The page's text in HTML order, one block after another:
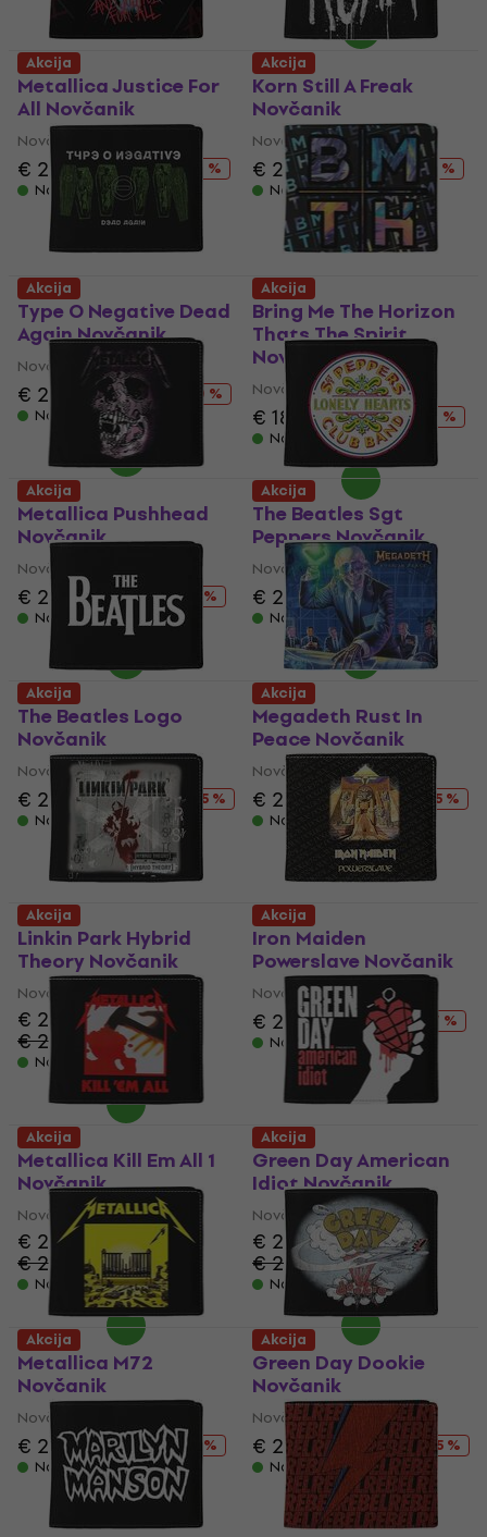
Metallica Justice For
All Novčanik
Novčanik
€ 23.40€ 26.90
- 13 %
Na stanju u skladištu
Korn Still A Freak
Novčanik
Novčanik
€ 22.30€ 26.90
- 17 %
Na stanju u skladištu
Akcija
Type O Negative Dead
Again Novčanik
Novčanik
€ 21.50 € 26.90
- 20 %
Na stanju u skladištu
Akcija
Bring Me The Horizon
Thats The Spirit
Novčanik
Novčanik
€ 18.80€ 26.90
- 30 %
Na stanju u skladištu
Akcija
Metallica Pushhead
Novčanik
Novčanik
€ 21.80€ 26.90
- 19 %
Na stanju u skladištu
Akcija
The Beatles Sgt
Peppers Novčanik
Novčanik
€ 22 € 26.90
- 18 %
Na stanju u skladištu
Akcija
The Beatles Logo
Novčanik
Novčanik
€ 20.20€ 26.90
- 25 %
Na stanju u skladištu
Akcija
Megadeth Rust In
Peace Novčanik
Novčanik
€ 20.30 € 26.90
- 25 %
Na stanju u skladištu
Akcija
Linkin Park Hybrid
Theory Novčanik
Novčanik
€ 20.60
€ 26.90
- 23 %
Na stanju u skladištu
Akcija
Iron Maiden
Powerslave Novčanik
Novčanik
€ 22.40€ 26.90
- 17 %
Na stanju u skladištu
Akcija
Metallica Kill Em All 1
Novčanik
Novčanik
€ 20.40
€ 26.90
- 24 %
Na stanju u skladištu
Akcija
Green Day American
Idiot Novčanik
Novčanik
€ 20.80
€ 26.90
- 23 %
Na stanju u skladištu
Akcija
Metallica M72
Novčanik
Novčanik
€ 21.80€ 26.90
- 19 %
Na stanju u skladištu
Akcija
Green Day Dookie
Novčanik
Novčanik
€ 20.20€ 26.90
- 25 %
Na stanju u skladištu
Akcija Akcija